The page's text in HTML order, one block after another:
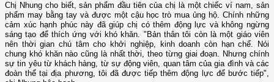
Chị Nhung cho biết, sản phẩm đầu tiên của chị là một chiếc ví nam, sản
phẩm may bằng tay và được một cậu học trò mua ủng hộ. Chính những
cảm xúc hạnh phúc này đã giúp chị có thêm động lực và không ngừng
sáng tạo để thích ứng với khó khăn. "Bản thân tôi còn là một giáo viên
nên thời gian chú tâm cho khởi nghiệp, kinh doanh còn hạn chế. Nói
chung khó khăn nào cũng là nhất thời, theo từng giai đoạn. Nhưng chính
sự tin yêu từ khách hàng, từ sự động viên, quan tâm của gia đình và các
đoàn thể tại địa phương, tôi đã được tiếp thêm động lực để bước tiếp",